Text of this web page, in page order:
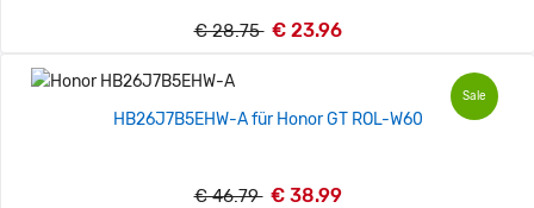
€ 28.75 € 23.96
Sale
HB26J7B5EHW-A für Honor GT ROL-W60
€ 46.79 € 38.99